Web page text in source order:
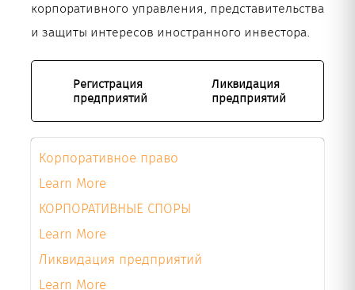
корпоративного управления, представительства
и защиты интересов иностранного инвестора.
Регистрация
предприятий
Ликвидация
предприятий
Корпоративное право
Learn More
КОРПОРАТИВНЫЕ СПОРЫ
Learn More
Ликвидация предприятий
Learn More